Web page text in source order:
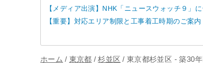
【メディア出演】NHK「ニュースウォッチ９」
【重要】対応エリア制限と工事着工時期のご案内
ホーム / 東京都 / 杉並区 / 東京都杉並区 - 築30